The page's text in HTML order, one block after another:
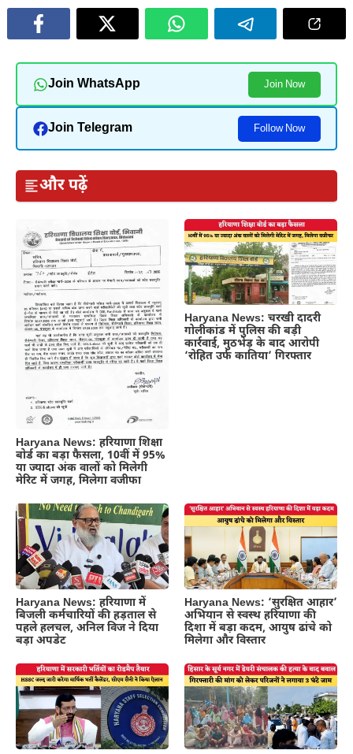
Join WhatsApp Join Now
Join Telegram Follow Now
और पढ़ें
Haryana News: हरियाणा शिक्षा
बोर्ड का बड़ा फैसला, 10वीं में 95%
या ज्यादा अंक वालों को मिलेगी
मेरिट में जगह, मिलेगा वजीफा
Haryana News: चरखी दादरी
गोलीकांड में पुलिस की बड़ी
कार्रवाई, मुठभेड़ के बाद आरोपी
‘रोहित उर्फ कातिया’ गिरफ्तार
Haryana News: हरियाणा में
बिजली कर्मचारियों की हड़ताल से
पहले हलचल, अनिल विज ने दिया
बड़ा अपडेट
Haryana News: ‘सुरक्षित आहार’
अभियान से स्वस्थ हरियाणा की
दिशा में बड़ा कदम, आयुष ढांचे को
मिलेगा और विस्तार